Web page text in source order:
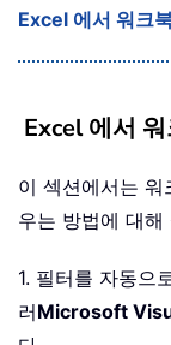
Excel 에서 워크
Excel 에서
이 섹션에서는
우는 방법에 대해
1. 필터를 자동으
러Microsoft